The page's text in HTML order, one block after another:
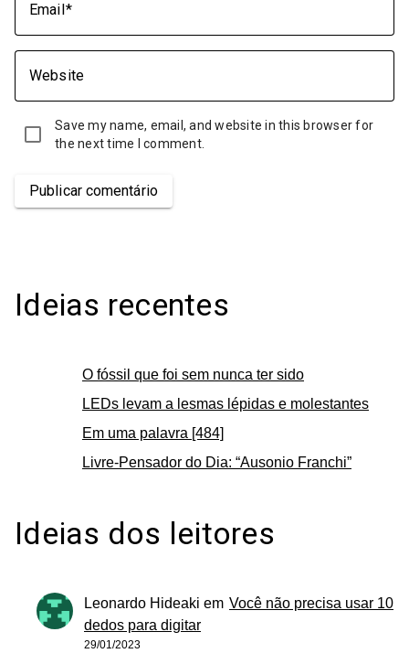
Email
Website
Save my name, email, and website in this browser for
the next time I comment.
Publicar comentário
Ideias recentes
O fóssil que foi sem nunca ter sido
LEDs levam a lesmas lépidas e molestantes
Em uma palavra [484]
Livre-Pensador do Dia: “Ausonio Franchi”
Ideias dos leitores
Leonardo Hideaki em Você não precisa usar 10
dedos para digitar
29/01/2023